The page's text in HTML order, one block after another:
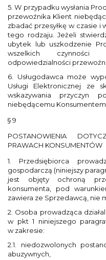
5. W przypadku wysłania
przewoźnika Klient
zbadać przesyłkę w czasie i
tego rodzaju. Jeżeli
ubytek lub uszkodzenie
wszelkich czynności
odpowiedzialności
6. Usługodawca może
Usługi Elektronicznej ze
wskazywania przyczyn
niebędącemu
§ 9
POSTANOWIENIA
PRAWACH KONSUMENTÓW
1. Przedsiębiorca
gospodarczą (niniejszy
jest objęty ochroną
konsumenta, pod
zawiera ze Sprzedawcą, nie
2. Osoba prowadząca
w pkt 1 niniejszego
w zakresie:
2.1. niedozwolonych
abuzywnych,